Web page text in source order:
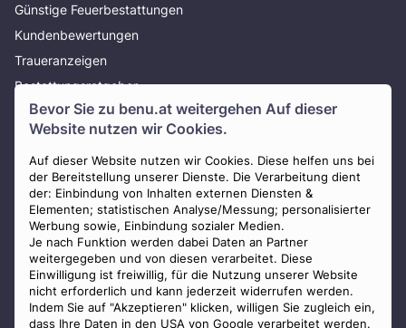
Bevor Sie zu benu.at weitergehen Auf dieser
Website nutzen wir Cookies.
Auf dieser Website nutzen wir Cookies. Diese helfen uns bei
der Bereitstellung unserer Dienste. Die Verarbeitung dient
der: Einbindung von Inhalten externen Diensten &
Elementen; statistischen Analyse/Messung; personalisierter
Werbung sowie, Einbindung sozialer Medien.
Je nach Funktion werden dabei Daten an Partner
weitergegeben und von diesen verarbeitet. Diese
Einwilligung ist freiwillig, für die Nutzung unserer Website
nicht erforderlich und kann jederzeit widerrufen werden.
Indem Sie auf "Akzeptieren" klicken, willigen Sie zugleich ein,
dass Ihre Daten in den USA von Google verarbeitet werden.
Günstige Feuerbestattungen
Kundenbewertungen
Traueranzeigen
Bestattungsratgeber
Über uns
Presse
AGB
Impressum
Datenschutz
Widerrufsbelehrung
Zahlungsmöglichkeiten